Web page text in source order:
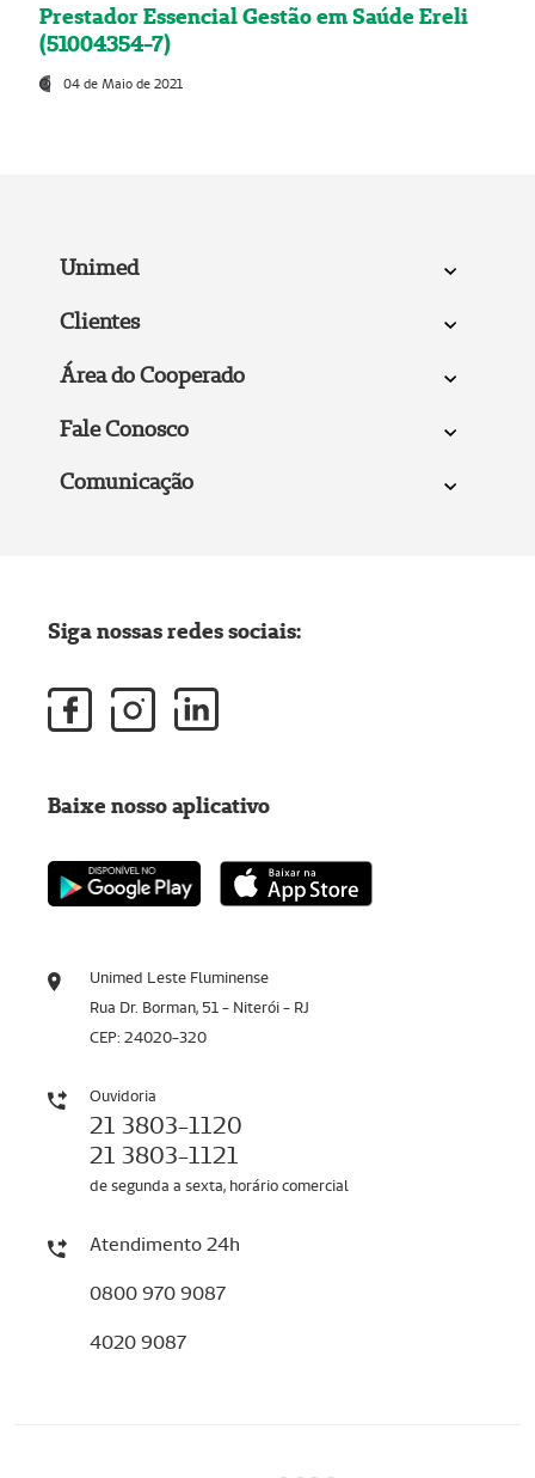
Prestador Essencial Gestão em Saúde Ereli
(51004354-7)
04 de Maio de 2021
Unimed
Clientes
Área do Cooperado
Fale Conosco
Comunicação
Unimed Leste Fluminense
Rua Dr. Borman, 51 - Niterói - RJ
CEP: 24020-320
Ouvidoria
21 3803-1120
21 3803-1121
de segunda a sexta, horário comercial
Atendimento 24h
0800 970 9087
4020 9087
Siga nossas redes sociais:
Baixe nosso aplicativo